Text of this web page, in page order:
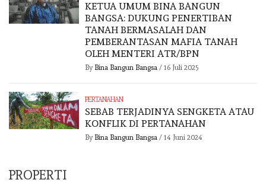
KETUA UMUM BINA BANGUN
BANGSA: DUKUNG PENERTIBAN
TANAH BERMASALAH DAN
PEMBERANTASAN MAFIA TANAH
OLEH MENTERI ATR/BPN
By Bina Bangun Bangsa/ 16 Juli 2025
PERTANAHAN
SEBAB TERJADINYA SENGKETA ATAU
KONFLIK DI PERTANAHAN
By Bina Bangun Bangsa/ 14 Juni 2024
PROPERTI